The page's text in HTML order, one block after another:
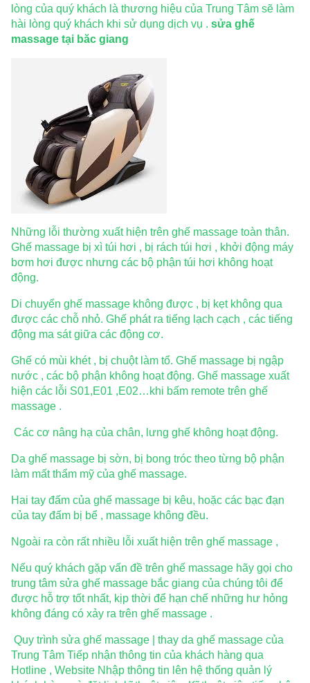
lòng của quý khách là thương hiệu của Trung Tâm sẽ làm
hài lòng quý khách khi sử dụng dịch vụ . sửa ghế
massage tại băc giang
Những lỗi thường xuất hiện trên ghế massage toàn thân.
Ghế massage bị xì túi hơi , bị rách túi hơi , khởi động máy
bơm hơi được nhưng các bộ phận túi hơi không hoạt
động.
Di chuyển ghế massage không được , bị kẹt không qua
được các chỗ nhỏ. Ghế phát ra tiếng lạch cạch , các tiếng
động ma sát giữa các động cơ.
Ghế có mùi khét , bị chuột làm tổ. Ghế massage bị ngập
nước , các bộ phận không hoạt động. Ghế massage xuất
hiện các lỗi S01,E01 ,E02…khi bấm remote trên ghế
massage .
Các cơ nâng hạ của chân, lưng ghế không hoạt động.
Da ghế massage bị sờn, bị bong tróc theo từng bộ phận
làm mất thẩm mỹ của ghế massage.
Hai tay đấm của ghế massage bị kêu, hoặc các bạc đạn
của tay đấm bị bể , massage không đều.
Ngoài ra còn rất nhiều lỗi xuất hiện trên ghế massage ,
Nếu quý khách gặp vấn đề trên ghế massage hãy gọi cho
trung tâm sửa ghế massage bắc giang của chúng tôi để
được hỗ trợ tốt nhất, kịp thời để hạn chế những hư hỏng
không đáng có xảy ra trên ghế massage .
Quy trình sửa ghế massage | thay da ghế massage của
Trung Tâm Tiếp nhận thông tin của khách hàng qua
Hotline , Website Nhập thông tin lên hệ thống quản lý